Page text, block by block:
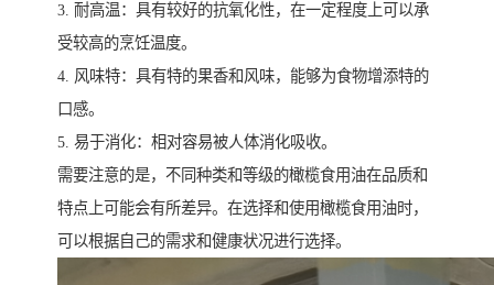
3. 耐高温：具有较好的抗氧化性，在一定程度上可以承
受较高的烹饪温度。
4. 风味特：具有特的果香和风味，能够为食物增添特的
口感。
5. 易于消化：相对容易被人体消化吸收。
需要注意的是，不同种类和等级的橄榄食用油在品质和
特点上可能会有所差异。在选择和使用橄榄食用油时，
可以根据自己的需求和健康状况进行选择。